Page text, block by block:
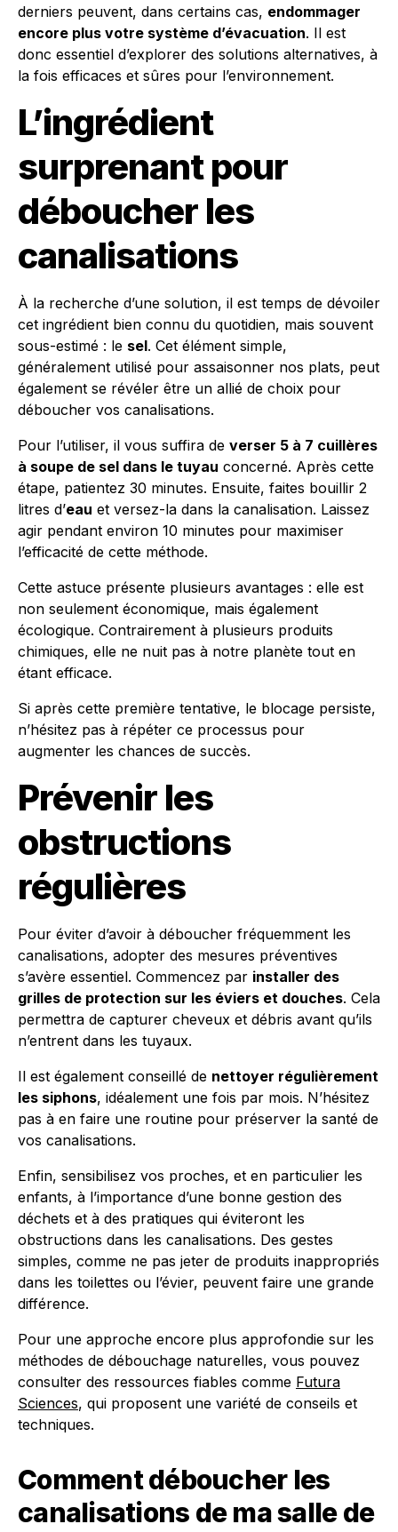
derniers peuvent, dans certains cas, endommager
encore plus votre système d’évacuation. Il est
donc essentiel d’explorer des solutions alternatives, à
la fois efficaces et sûres pour l’environnement.
L’ingrédient
surprenant pour
déboucher les
canalisations
À la recherche d’une solution, il est temps de dévoiler
cet ingrédient bien connu du quotidien, mais souvent
sous-estimé : le sel. Cet élément simple,
généralement utilisé pour assaisonner nos plats, peut
également se révéler être un allié de choix pour
déboucher vos canalisations.
Pour l’utiliser, il vous suffira de verser 5 à 7 cuillères
à soupe de sel dans le tuyau concerné. Après cette
étape, patientez 30 minutes. Ensuite, faites bouillir 2
litres d’eau et versez-la dans la canalisation. Laissez
agir pendant environ 10 minutes pour maximiser
l’efficacité de cette méthode.
Cette astuce présente plusieurs avantages : elle est
non seulement économique, mais également
écologique. Contrairement à plusieurs produits
chimiques, elle ne nuit pas à notre planète tout en
étant efficace.
Si après cette première tentative, le blocage persiste,
n’hésitez pas à répéter ce processus pour
augmenter les chances de succès.
Prévenir les
obstructions
régulières
Pour éviter d’avoir à déboucher fréquemment les
canalisations, adopter des mesures préventives
s’avère essentiel. Commencez par installer des
grilles de protection sur les éviers et douches. Cela
permettra de capturer cheveux et débris avant qu’ils
n’entrent dans les tuyaux.
Il est également conseillé de nettoyer régulièrement
les siphons, idéalement une fois par mois. N’hésitez
pas à en faire une routine pour préserver la santé de
vos canalisations.
Enfin, sensibilisez vos proches, et en particulier les
enfants, à l’importance d’une bonne gestion des
déchets et à des pratiques qui éviteront les
obstructions dans les canalisations. Des gestes
simples, comme ne pas jeter de produits inappropriés
dans les toilettes ou l’évier, peuvent faire une grande
différence.
Pour une approche encore plus approfondie sur les
méthodes de débouchage naturelles, vous pouvez
consulter des ressources fiables comme Futura
Sciences, qui proposent une variété de conseils et
techniques.
Comment déboucher les
canalisations de ma salle de